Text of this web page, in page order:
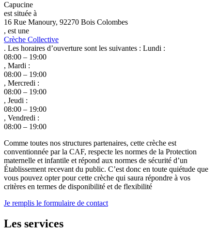
Capucine
est située à
16 Rue Manoury, 92270 Bois Colombes
, est une
Crèche Collective
. Les horaires d’ouverture sont les suivantes : Lundi :
08:00 – 19:00
, Mardi :
08:00 – 19:00
, Mercredi :
08:00 – 19:00
, Jeudi :
08:00 – 19:00
, Vendredi :
08:00 – 19:00
Comme toutes nos structures partenaires, cette crèche est
conventionnée par la CAF, respecte les normes de la Protection
maternelle et infantile et répond aux normes de sécurité d’un
Établissement recevant du public. C’est donc en toute quiétude que
vous pouvez opter pour cette crèche qui saura répondre à vos
critères en termes de disponibilité et de flexibilité
Je remplis le formulaire de contact
Les services